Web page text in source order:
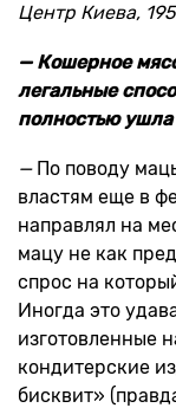
Центр Киева,
— Кошерное
легальные
полностью ушла
— По поводу
властям еще в
направлял на
мацу не как
спрос на
Иногда это
изготовленные
кондитерские
бисквит»